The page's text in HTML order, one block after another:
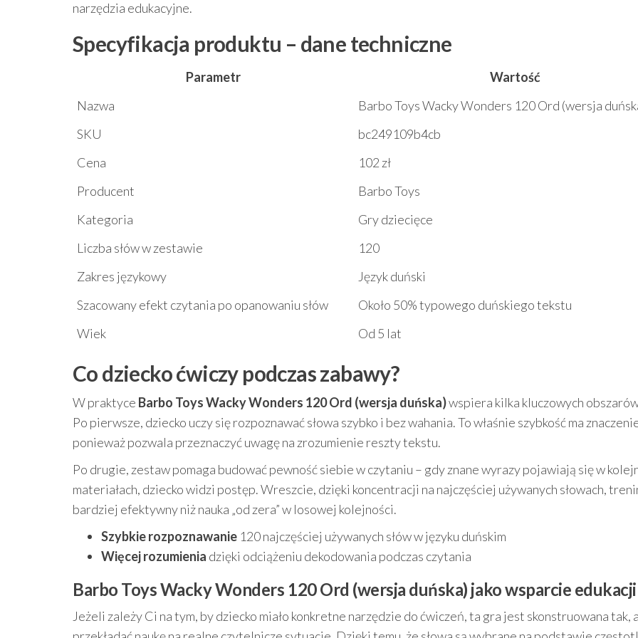
narzędzia edukacyjne.
Specyfikacja produktu – dane techniczne
Parametr
Wartość
Nazwa
Barbo Toys Wacky Wonders 120 Ord (wersja
SKU
bc249109b4cb
Cena
102 zł
Producent
Barbo Toys
Kategoria
Gry dziecięce
Liczba słów w zestawie
120
Zakres językowy
Język duński
Szacowany efekt czytania po opanowaniu słów
Około 50% typowego duńskiego tekstu
Wiek
Od 5 lat
Co dziecko ćwiczy podczas zabawy?
W praktyce Barbo Toys Wacky Wonders 120 Ord (wersja duńska)wspiera kilka kluczowych
Po pierwsze, dziecko uczy się rozpoznawać słowa szybko i bez wahania. To właśnie szybkość ma
ponieważ pozwala przeznaczyć uwagę na zrozumienie reszty tekstu.
Po drugie, zestaw pomaga budować pewność siebie w czytaniu – gdy znane wyrazy pojawiają się w
materiałach, dziecko widzi postęp. Wreszcie, dzięki koncentracji na najczęściej używanych słowach,
bardziej efektywny niż nauka „od zera” w losowej kolejności.
Szybkie rozpoznawanie 120 najczęściej używanych słów w języku duńskim
Więcej rozumienia dzięki odciążeniu dekodowania podczas czytania
Barbo Toys Wacky Wonders 120 Ord (wersja duńska) jako wsparcie edukacji
Jeżeli zależy Ci na tym, by dziecko miało konkretne narzędzie do ćwiczeń, ta gra jest skonstruowana tak,